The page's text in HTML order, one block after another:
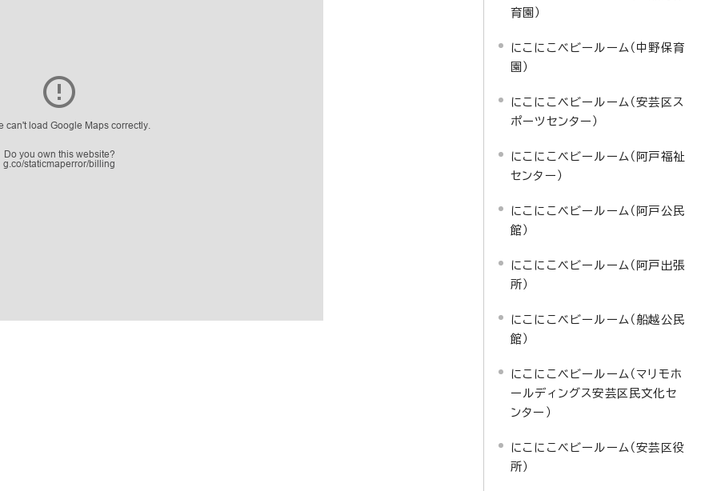
育園）
にこにこベビールーム（中野保育
園）
にこにこベビールーム（安芸区ス
ポーツセンター）
にこにこベビールーム（阿戸福祉
センター）
にこにこベビールーム（阿戸公民
館）
にこにこベビールーム（阿戸出張
所）
にこにこベビールーム（船越公民
館）
にこにこベビールーム（マリモホ
ールディングス安芸区民文化セ
ンター）
にこにこベビールーム（安芸区役
所）